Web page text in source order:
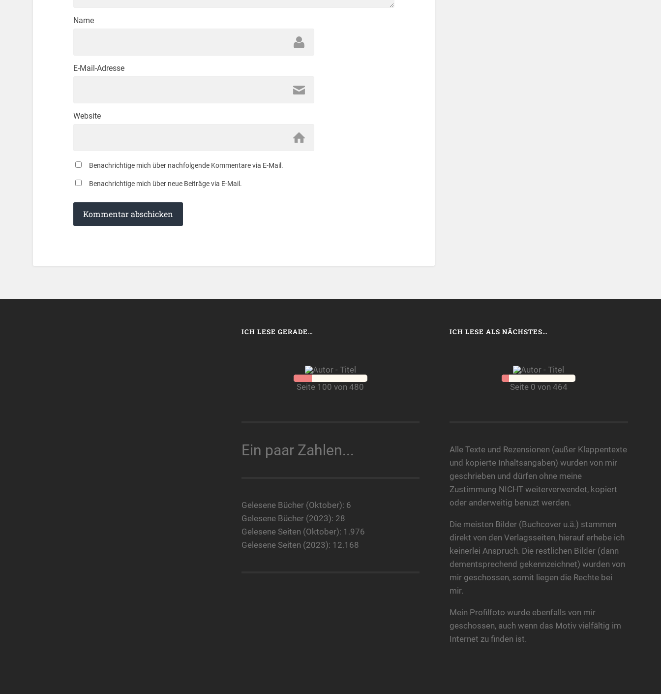
Name
E-Mail-Adresse
Website
Benachrichtige mich über nachfolgende Kommentare via E-Mail.
Benachrichtige mich über neue Beiträge via E-Mail.
ICH LESE GERADE…
Seite 100 von 480
Ein paar Zahlen...
Gelesene Bücher (Oktober): 6
Gelesene Bücher (2023): 28
Gelesene Seiten (Oktober): 1.976
Gelesene Seiten (2023): 12.168
ICH LESE ALS NÄCHSTES…
Seite 0 von 464
Alle Texte und Rezensionen (außer Klappentexte
und kopierte Inhaltsangaben) wurden von mir
geschrieben und dürfen ohne meine
Zustimmung NICHT weiterverwendet, kopiert
oder anderweitig benuzt werden.
Die meisten Bilder (Buchcover u.ä.) stammen
direkt von den Verlagsseiten, hierauf erhebe ich
keinerlei Anspruch. Die restlichen Bilder (dann
dementsprechend gekennzeichnet) wurden von
mir geschossen, somit liegen die Rechte bei
mir.
Mein Profilfoto wurde ebenfalls von mir
geschossen, auch wenn das Motiv vielfältig im
Internet zu finden ist.